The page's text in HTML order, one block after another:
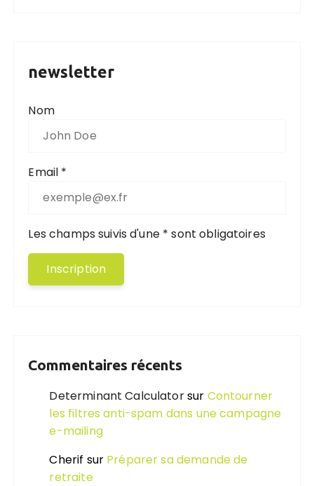
newsletter
Nom
Email *
Les champs suivis d'une * sont obligatoires
Commentaires récents
Determinant Calculatorsur Contourner
les filtres anti-spam dans une campagne
e-mailing
Cherif sur Préparer sa demande de
retraite